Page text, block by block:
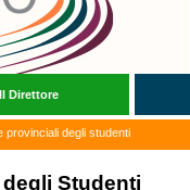
Il Direttore
provinciali degli studenti
Studenti